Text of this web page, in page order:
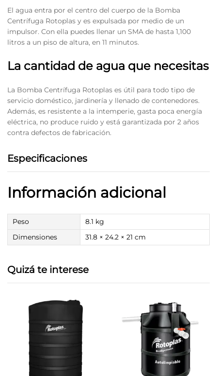
El agua entra por el centro del cuerpo de la Bomba
Centrífuga Rotoplas y es expulsada por medio de un
impulsor. Con ella puedes llenar un SMA de hasta 1,100
litros a un piso de altura, en 11 minutos.
La cantidad de agua que necesitas
La Bomba Centrífuga Rotoplas es útil para todo tipo de
servicio doméstico, jardinería y llenado de contenedores.
Además, es resistente a la intemperie, gasta poca energía
eléctrica, no produce ruido y está garantizada por 2 años
contra defectos de fabricación.
Especificaciones
Información adicional
Peso
8.1 kg
Dimensiones
31.8 × 24.2 × 21 cm
Quizá te interese